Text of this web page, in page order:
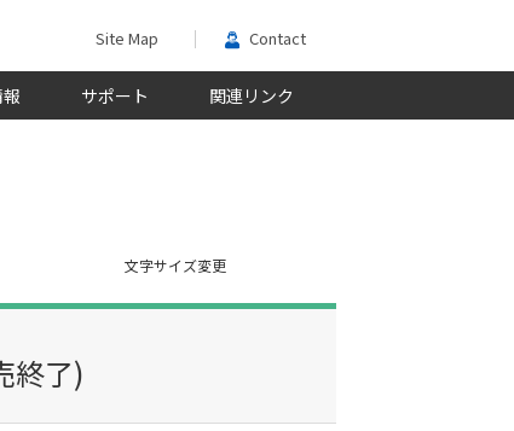
Site Map Contact
サポート 関連リンク
文字サイズ変更
終了)